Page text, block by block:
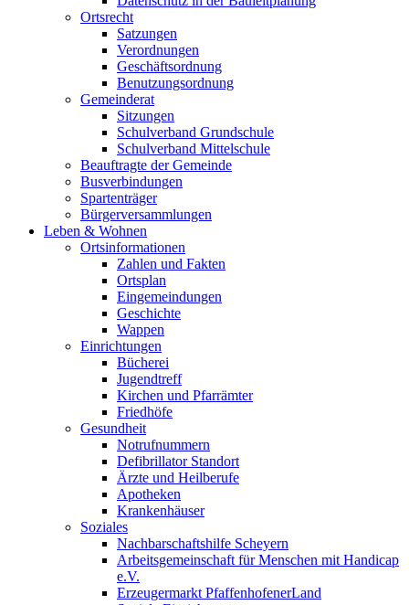
Ortsrecht
Satzungen
Verordnungen
Geschäftsordnung
Benutzungsordnung
Gemeinderat
Sitzungen
Schulverband Grundschule
Schulverband Mittelschule
Beauftragte der Gemeinde
Busverbindungen
Spartenträger
Bürgerversammlungen
Leben & Wohnen
Ortsinformationen
Zahlen und Fakten
Ortsplan
Eingemeindungen
Geschichte
Wappen
Einrichtungen
Bücherei
Jugendtreff
Kirchen und Pfarrämter
Friedhöfe
Gesundheit
Notrufnummern
Defibrillator Standort
Ärzte und Heilberufe
Apotheken
Krankenhäuser
Soziales
Nachbarschaftshilfe Scheyern
Arbeitsgemeinschaft für Menschen mit Handicap
e.V.
Erzeugermarkt PfaffenhofenerLand